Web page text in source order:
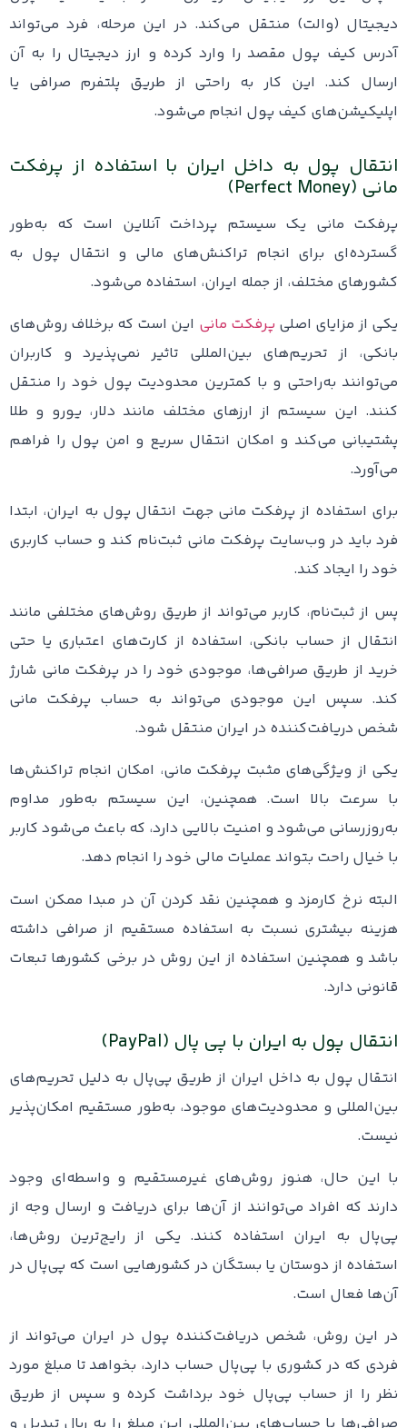
دیجیتال (والت) منتقل می‌کند. در این مرحله، فرد می‌تواند
آدرس کیف پول مقصد را وارد کرده و ارز دیجیتال را به آن
ارسال کند. این کار به راحتی از طریق پلتفرم صرافی یا
اپلیکیشن‌های کیف پول انجام می‌شود.
انتقال پول به داخل ایران با استفاده از پرفکت
مانی (Perfect Money)
پرفکت مانی یک سیستم پرداخت آنلاین است که به‌طور
گسترده‌ای برای انجام تراکنش‌های مالی و انتقال پول به
کشورهای مختلف، از جمله ایران، استفاده می‌شود.
یکی از مزایای اصلی پرفکت مانی این است که برخلاف روش‌های
بانکی، از تحریم‌های بین‌المللی تاثیر نمی‌پذیرد و کاربران
می‌توانند به‌راحتی و با کمترین محدودیت پول خود را منتقل
کنند. این سیستم از ارزهای مختلف مانند دلار، یورو و طلا
پشتیبانی می‌کند و امکان انتقال سریع و امن پول را فراهم
می‌آورد.
برای استفاده از پرفکت مانی جهت انتقال پول به ایران، ابتدا
فرد باید در وب‌سایت پرفکت مانی ثبت‌نام کند و حساب کاربری
خود را ایجاد کند.
پس از ثبت‌نام، کاربر می‌تواند از طریق روش‌های مختلفی مانند
انتقال از حساب بانکی، استفاده از کارت‌های اعتباری یا حتی
خرید از طریق صرافی‌ها، موجودی خود را در پرفکت مانی شارژ
کند. سپس این موجودی می‌تواند به حساب پرفکت مانی
شخص دریافت‌کننده در ایران منتقل شود.
یکی از ویژگی‌های مثبت پرفکت مانی، امکان انجام تراکنش‌ها
با سرعت بالا است. همچنین، این سیستم به‌طور مداوم
به‌روزرسانی می‌شود و امنیت بالایی دارد، که باعث می‌شود کاربر
با خیال راحت بتواند عملیات مالی خود را انجام دهد.
البته نرخ کارمزد و همچنین نقد کردن آن در مبدا ممکن است
هزینه بیشتری نسبت به استفاده مستقیم از صرافی داشته
باشد و همچنین استفاده از این روش در برخی کشورها تبعات
قانونی دارد.
انتقال پول به ایران با پی پال (PayPal)
انتقال پول به داخل ایران از طریق پی‌پال به دلیل تحریم‌های
بین‌المللی و محدودیت‌های موجود، به‌طور مستقیم امکان‌پذیر
نیست.
با این حال، هنوز روش‌های غیرمستقیم و واسطه‌ای وجود
دارند که افراد می‌توانند از آن‌ها برای دریافت و ارسال وجه از
پی‌پال به ایران استفاده کنند. یکی از رایج‌ترین روش‌ها،
استفاده از دوستان یا بستگان در کشورهایی است که پی‌پال در
آن‌ها فعال است.
در این روش، شخص دریافت‌کننده پول در ایران می‌تواند از
فردی که در کشوری با پی‌پال حساب دارد، بخواهد تا مبلغ مورد
نظر را از حساب پی‌پال خود برداشت کرده و سپس از طریق